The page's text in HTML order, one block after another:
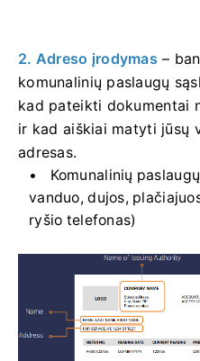
2. Adreso įrodymas –
komunalinių paslaugų
kad pateikti dokumentai
ir kad aiškiai matyti jūsų
adresas.
Komunalinių
vanduo, dujos,
ryšio telefonas)